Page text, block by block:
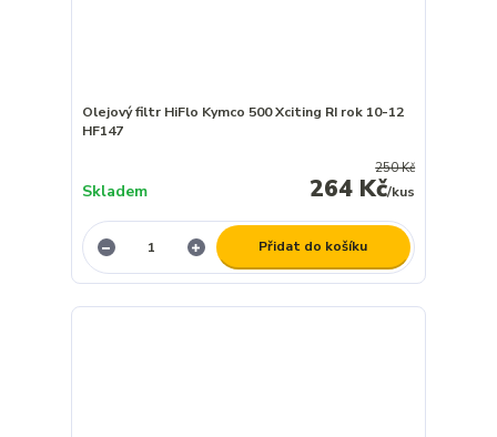
Olejový filtr HiFlo Kymco 500 Xciting RI rok 10-12
HF147
250 Kč
264 Kč/kus
Skladem
Přidat do košíku